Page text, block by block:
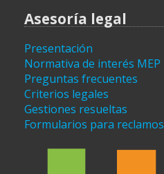
Asesoría legal
Presentación
Normativa de interés MEP
Preguntas frecuentes
Criterios legales
Gestiones resueltas
Formularios para reclamos